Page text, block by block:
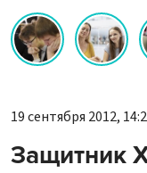
19 сентября 2012,
Защитник